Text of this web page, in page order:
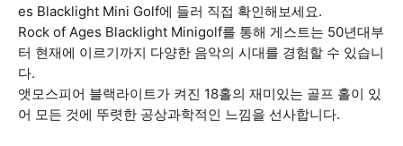
es Blacklight Mini Golf에 들러 직접 확인해보세요.
Rock of Ages Blacklight Minigolf를 통해 게스트는 50년대부
터 현재에 이르기까지 다양한 음악의 시대를 경험할 수 있습니
다.
앳모스피어 블랙라이트가 켜진 18홀의 재미있는 골프 홀이 있
어 모든 것에 뚜렷한 공상과학적인 느낌을 선사합니다.